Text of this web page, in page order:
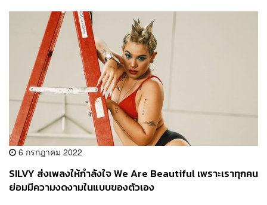
6 กรกฎาคม 2022
SILVY ส่งเพลงให้กำลังใจ We Are Beautiful เพราะเราทุกคน
ย่อมมีความงดงามในแบบของตัวเอง